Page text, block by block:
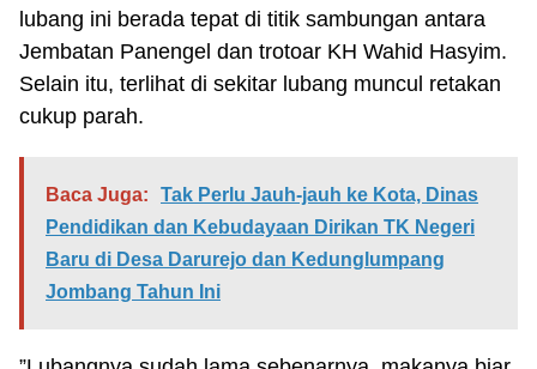
lubang ini berada tepat di titik sambungan antara
Jembatan Panengel dan trotoar KH Wahid Hasyim.
Selain itu, terlihat di sekitar lubang muncul retakan
cukup parah.
Baca Juga:
Tak Perlu Jauh-jauh ke Kota, Dinas
Pendidikan dan Kebudayaan Dirikan TK Negeri
Baru di Desa Darurejo dan Kedunglumpang
Jombang Tahun Ini